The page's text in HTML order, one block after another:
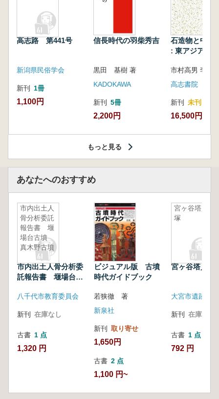
高志路 第441号
新潟県民俗学会
新刊 1冊
1,100円
信長時代の羽柴秀吉
黒田 基樹 著
KADOKAWA
新刊 5冊
2,200円
石造物と中世
: 東アジアと
高志書院
新刊 未刊
16,500円
もっと見る
あなたへのおすすめ
市内出土人
骨分析委託
報告書 堰
場台古墳
真木野古墳
市内出土人骨分析委
託報告書 堰場台古
八千代市教育委員会
新刊 在庫なし
古書 1 点
1,320 円
ビジュアル版 古墳
時代ガイドブック
若狭徹 著
新泉社
新刊 取り寄せ
1,650円
古書 2 点
1,100 円~
宮ヶ谷塔貝
塚
宮ヶ谷塔貝塚
大宮市遺跡調
新刊 在庫なし
古書 1 点
792 円